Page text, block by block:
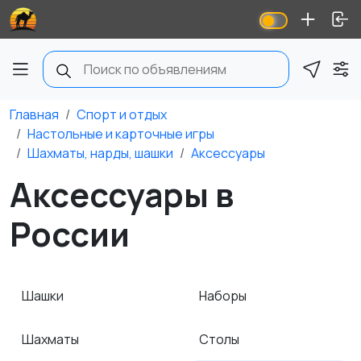
Главная
Спорт и отдых
Настольные и карточные игры
Шахматы, нарды, шашки
Аксессуары
Аксессуары в
России
Шашки
Шахматы
Наборы
Столы